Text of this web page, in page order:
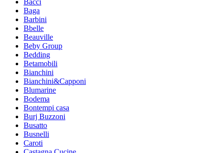
Bacci
Baga
Barbini
Bbelle
Beauville
Beby Group
Bedding
Betamobili
Bianchini
Bianchini&Capponi
Blumarine
Bodema
Bontempi casa
Burj Buzzoni
Busatto
Busnelli
Caroti